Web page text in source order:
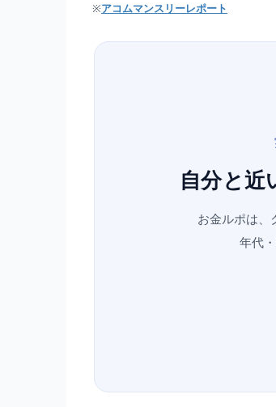
※アコムマンスリーレポート
自分と近
お金ルポは、
年代